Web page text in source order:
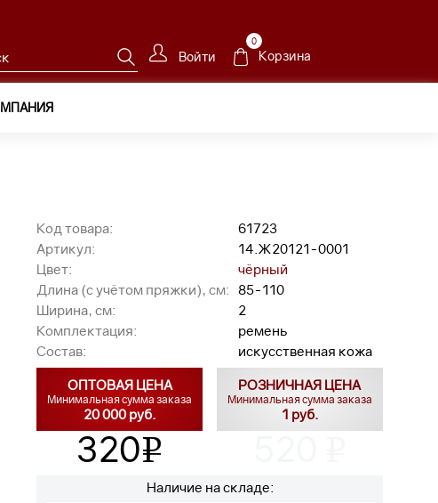
Войти
0
Корзина
Код товара:
61723
Артикул:
14.Ж20121-0001
Цвет:
чёрный
Длина (с учётом пряжки), см:
85-110
Ширина, см:
2
Комплектация:
ремень
Состав:
искусственная кожа
ОПТОВАЯ ЦЕНА
Минимальная сумма заказа
20 000 руб.
320v
РОЗНИЧНАЯ ЦЕНА
Минимальная сумма заказа
1 руб.
Наличие на складе: